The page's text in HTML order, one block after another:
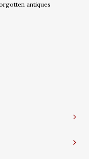
antiques